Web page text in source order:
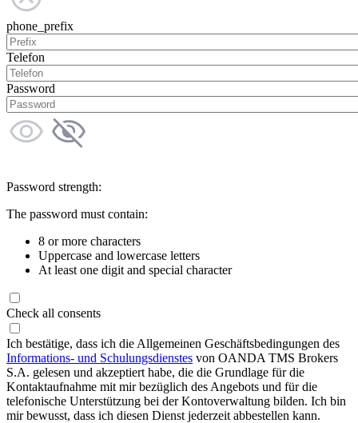
phone_prefix
Telefon
Password
Password strength:
The password must contain:
8 or more characters
Uppercase and lowercase letters
At least one digit and special character
Check all consents
Ich bestätige, dass ich die Allgemeinen Geschäftsbedingungen des
Informations- und Schulungsdienstes von OANDA TMS Brokers
S.A. gelesen und akzeptiert habe, die die Grundlage für die
Kontaktaufnahme mit mir bezüglich des Angebots und für die
telefonische Unterstützung bei der Kontoverwaltung bilden. Ich bin
mir bewusst, dass ich diesen Dienst jederzeit abbestellen kann.